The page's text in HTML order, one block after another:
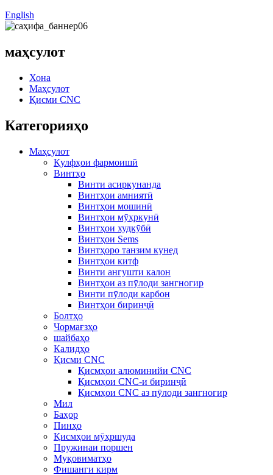
English
маҳсулот
Хона
Маҳсулот
Қисми CNC
Категорияҳо
Маҳсулот
Қулфҳои фармоишӣ
Винтҳо
Винти асиркунанда
Винтҳои амниятӣ
Винтҳои мошинӣ
Винтҳои мӯҳркунӣ
Винтҳои худкӯбӣ
Винтҳои Sems
Винтҳоро танзим кунед
Винтҳои китф
Винти ангушти калон
Винтҳои аз пӯлоди зангногир
Винти пӯлоди карбон
Винтҳои биринҷӣ
Болтҳо
Чормағзҳо
шайбаҳо
Калидҳо
Қисми CNC
Қисмҳои алюминийи CNC
Қисмҳои CNC-и биринҷӣ
Қисмҳои CNC аз пӯлоди зангногир
Мил
Баҳор
Пинҳо
Қисмҳои мӯҳршуда
Пружинаи поршен
Муқовиматҳо
Фишанги кирм